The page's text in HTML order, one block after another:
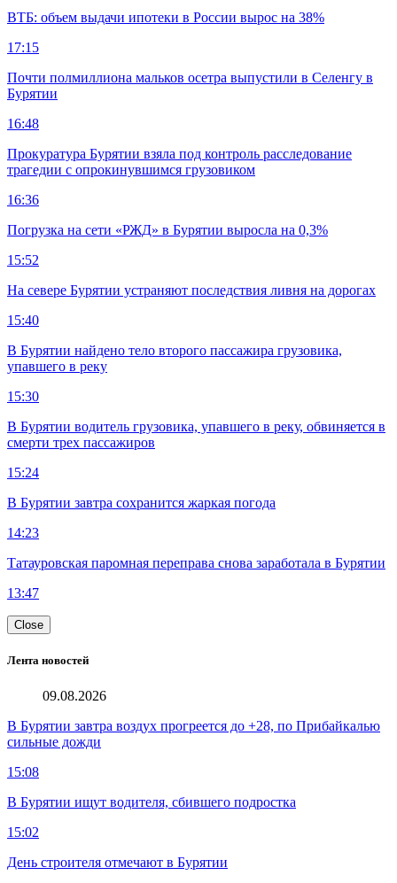
ВТБ: объем выдачи ипотеки в России вырос на 38%
17:15
Почти полмиллиона мальков осетра выпустили в Селенгу в
Бурятии
16:48
Прокуратура Бурятии взяла под контроль расследование
трагедии с опрокинувшимся грузовиком
16:36
Погрузка на сети «РЖД» в Бурятии выросла на 0,3%
15:52
На севере Бурятии устраняют последствия ливня на дорогах
15:40
В Бурятии найдено тело второго пассажира грузовика,
упавшего в реку
15:30
В Бурятии водитель грузовика, упавшего в реку, обвиняется в
смерти трех пассажиров
15:24
В Бурятии завтра сохранится жаркая погода
14:23
Татауровская паромная переправа снова заработала в Бурятии
13:47
Close
Лента новостей
09.08.2026
В Бурятии завтра воздух прогреется до +28, по Прибайкалью
сильные дожди
15:08
В Бурятии ищут водителя, сбившего подростка
15:02
День строителя отмечают в Бурятии